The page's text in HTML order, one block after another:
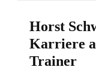
Horst
Karriere
Trainer